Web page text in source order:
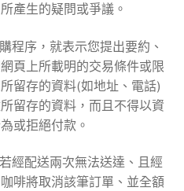
產生的疑問或爭議。
程序，就表示您提出要約、
頁上所載明的交易條件或限
留存的資料(如地址、電話)
留存的資料，而且不得以資
或拒絕付款。
經配送兩次無法送達、且經
啡將取消該筆訂單、並全額